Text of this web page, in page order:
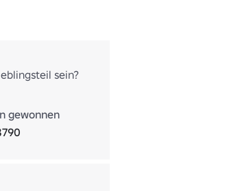
sein?
gewonnen